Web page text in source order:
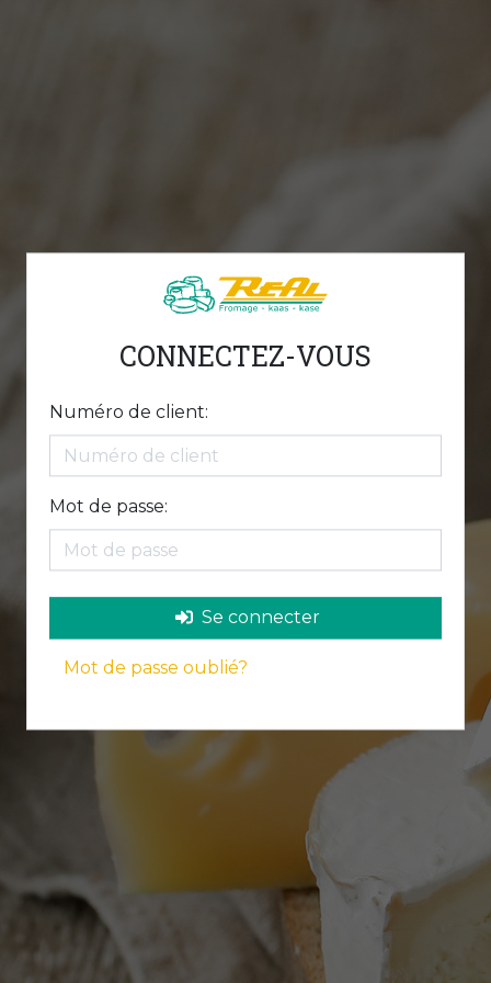
CONNECTEZ-VOUS
Numéro de client:
Mot de passe:
Se connecter
Mot de passe oublié?